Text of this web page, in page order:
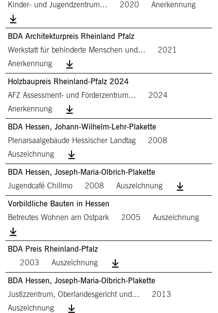
Kinder- und Jugendzentrum…
2020 Anerkennung
BDA Architekturpreis Rheinland Pfalz
Werkstatt für behinderte Menschen und…
2021
Anerkennung
Holzbaupreis Rheinland-Pfalz 2024
AFZ Assessment- und Förderzentrum…
2024
Anerkennung
BDA Hessen, Johann-Wilhelm-Lehr-Plakette
Plenarsaalgebäude Hessischer Landtag
2008
Auszeichnung
BDA Hessen, Joseph-Maria-Olbrich-Plakette
Jugendcafé Chillmo
2008
Auszeichnung
Vorbildliche Bauten in Hessen
Betreutes Wohnen am Ostpark
2005 Auszeichnung
BDA Preis Rheinland-Pfalz
2003
Auszeichnung
BDA Hessen, Joseph-Maria-Olbrich-Plakette
Justizzentrum, Oberlandesgericht und…
2013
Auszeichnung